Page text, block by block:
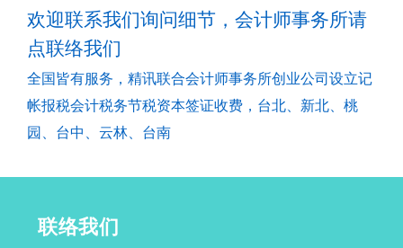
欢迎联系我们询问细节，会计师事务所请
点联络我们
全国皆有服务，精讯联合会计师事务所创业公司设立记
帐报税会计税务节税资本签证收费，台北、新北、桃
园、台中、云林、台南
联络我们